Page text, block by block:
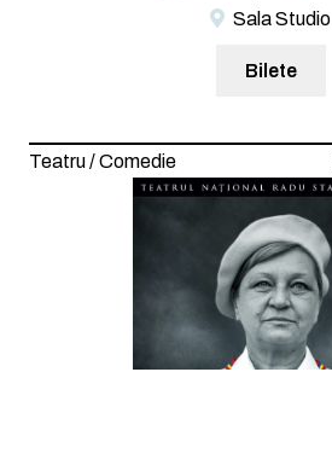
Sala Studio
Bilete
Teatru / Comedie